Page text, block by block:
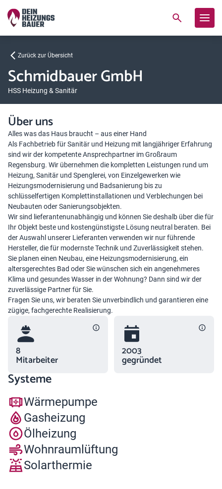
Zurück zur Übersicht
Schmidbauer GmbH
HSS Heizung & Sanitär
Über uns
Alles was das Haus braucht – aus einer Hand
Als Fachbetrieb für Sanitär und Heizung mit langjähriger Erfahrung
sind wir der kompetente Ansprechpartner im Großraum
Regensburg. Wir übernehmen die kompletten Leistungen rund um
Heizung, Sanitär und Spenglerei, von Einzelgewerken wie
Heizungsmodernisierung und Badsanierung bis zu
schlüsselfertigen Komplettinstallationen und Verblechungen bei
Neubauten oder Sanierungsobjekten.
Wir sind lieferantenunabhängig und können Sie deshalb über die für
Ihr Objekt beste und kostengünstigste Lösung neutral beraten. Bei
der Auswahl unserer Lieferanten verwenden wir nur führende
Hersteller, die für modernste Technik und Zuverlässigkeit stehen.
Sie planen einen Neubau, eine Heizungsmodernisierung, ein
altersgerechtes Bad oder Sie wünschen sich ein angenehmeres
Klima und gesundes Wasser in der Wohnung? Dann sind wir der
zuverlässige Partner für Sie.
Fragen Sie uns, wir beraten Sie unverbindlich und garantieren eine
zügige, fachgerechte Realisierung.
8
Mitarbeiter
2003
gegründet
Systeme
Wärmepumpe
Gasheizung
Ölheizung
Wohnraumlüftung
Solarthermie